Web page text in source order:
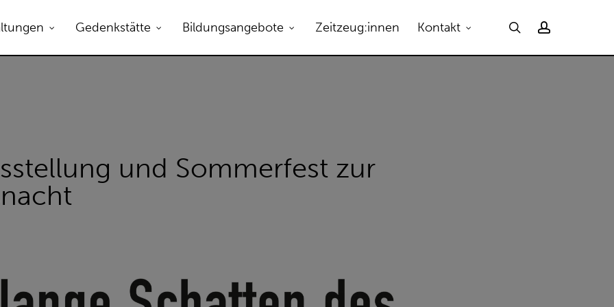
Gedenkstätte Bildungsangebote Zeitzeug:innen Kontakt searchaccount
und Sommerfest zur